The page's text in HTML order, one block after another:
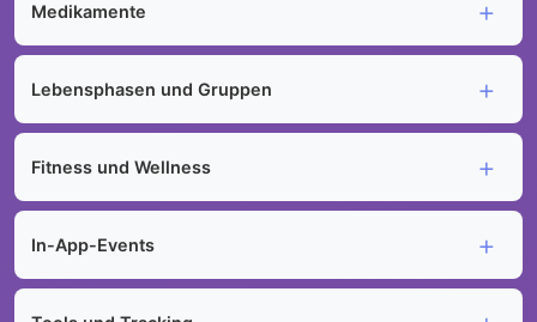
Medikamente
Lebensphasen und Gruppen
Fitness und Wellness
In-App-Events